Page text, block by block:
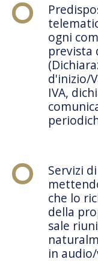
ogni
prevista
d'inizio/
IVA,
Servizi
che lo
della
sale
in